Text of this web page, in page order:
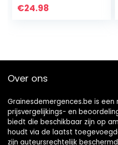
Metalen Spatel en
€24.98
Over ons
Grainesdemergences.be is
prijsvergelijkings- en
biedt die beschikbaar zijn op
houdt via de laatst
zijn auteursrechtelijk